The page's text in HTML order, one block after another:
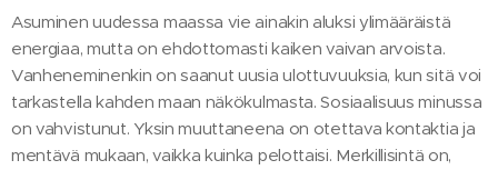
Asuminen uudessa maassa vie ainakin aluksi ylimääräistä
energiaa, mutta on ehdottomasti kaiken vaivan arvoista.
Vanheneminenkin on saanut uusia ulottuvuuksia, kun sitä voi
tarkastella kahden maan näkökulmasta. Sosiaalisuus minussa
on vahvistunut. Yksin muuttaneena on otettava kontaktia ja
mentävä mukaan, vaikka kuinka pelottaisi. Merkillisintä on,